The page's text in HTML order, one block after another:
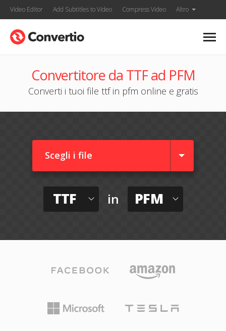
Video Editor Add Subtitles to Video Compress Video Altro
Convertitore da TTF ad PFM
Converti i tuoi file ttf in pfm online e gratis
Scegli i file
TTF in PFM